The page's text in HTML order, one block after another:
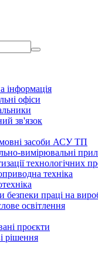
інформація
офіси
зв'язок
засоби АСУ ТП
вимірювальні
технологічних
техніка
безпеки праці на
освітлення
проєкти
рішення